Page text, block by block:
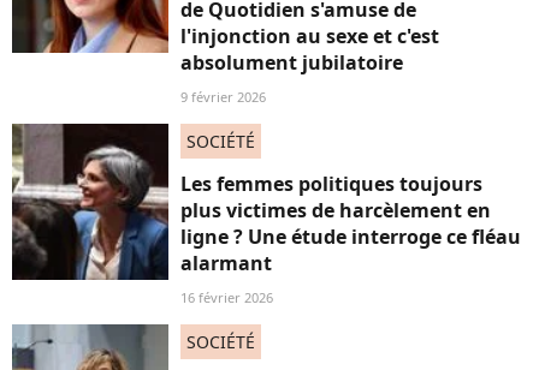
de Quotidien s'amuse de
l'injonction au sexe et c'est
absolument jubilatoire
9 février 2026
SOCIÉTÉ
Les femmes politiques toujours
plus victimes de harcèlement en
ligne ? Une étude interroge ce fléau
alarmant
16 février 2026
SOCIÉTÉ